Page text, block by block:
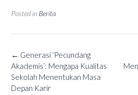
Posted in Berita
Post
navigation
← Generasi ‘Pecundang
Akademis’: Mengapa Kualitas
Sekolah Menentukan Masa
Depan Karir